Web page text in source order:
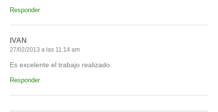
Responder
IVAN
27/02/2013 a las 11:14 am
Es excelente el trabajo realizado
Responder